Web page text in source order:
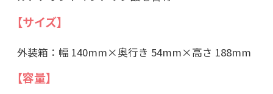
【サイズ】
外装箱：幅 140mm×奥行き 54mm×高さ 188mm
【容量】